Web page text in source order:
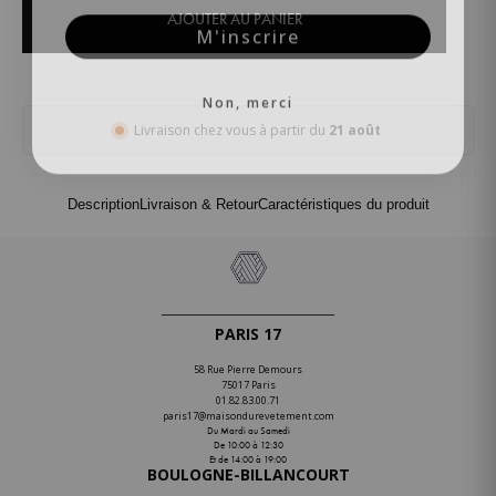
AJOUTER AU PANIER
Livraison chez vous à partir du 21 août
DescriptionLivraison & RetourCaractéristiques du produit
PARIS 17
58 Rue Pierre Demours
75017 Paris
01.82.83.00.71
paris17@maisondurevetement.com
Du Mardi au Samedi
De 10:00 à 12:30
Et de 14:00 à 19:00
BOULOGNE-BILLANCOURT
M'inscrire